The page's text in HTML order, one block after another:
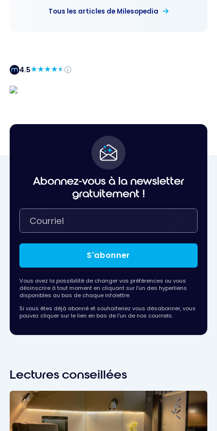
Tous les articles de Milesopedia
4.5
Abonnez-vous à la newsletter
gratuitement !
S'abonner
Vous avez la possibilité de changer vos préférences ou vous
désinscrire à tout moment en cliquant sur l’un des hyperliens
disponibles au bas de chaque infolettre.
Si vous êtes déjà abonné et souhaiteriez vous désabonner, vous
pouvez cliquer sur le lien en bas de l’un de nos courriels.
Lectures conseillées